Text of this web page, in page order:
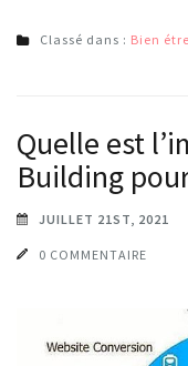
Classé dans : Bien étre
Quelle est
Building
JUILLET 21ST, 2021
0 COMMENTAIRE